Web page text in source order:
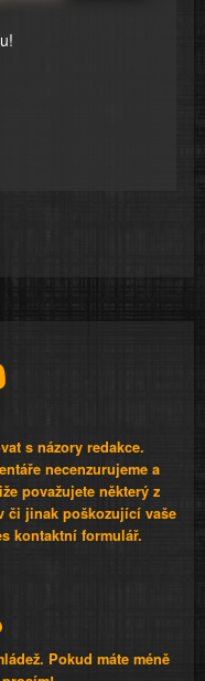
s názory redakce.
necenzurujeme a
považujete některý z
či jinak poškozující vaše
kontaktní formulář.
Pokud máte méně